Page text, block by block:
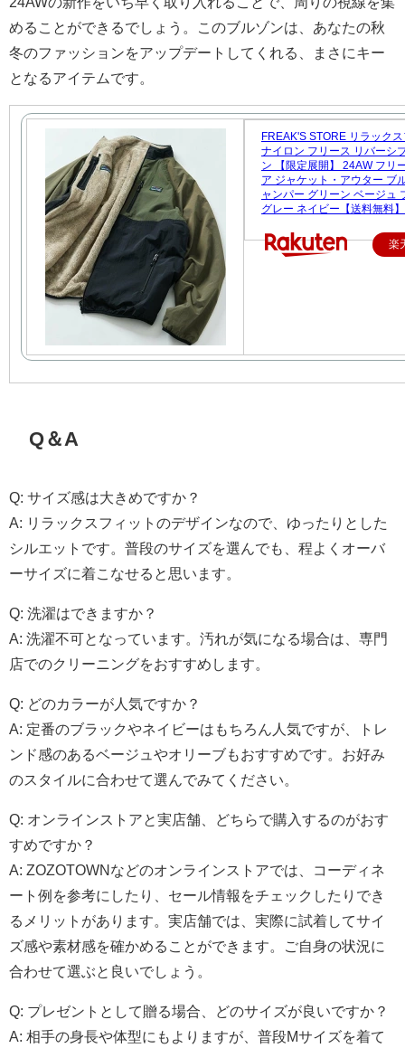
めることができるでしょう。このブルゾンは、あなたの秋
冬のファッションをアップデートしてくれる、まさにキー
となるアイテムです。
FREAK'S STORE リラック
ナイロン フリース リバーシ
ン 【限定展開】 24AW フリ
ア ジャケット・アウター ブ
ャンパー グリーン ベージュ
グレー ネイビー【送料無料】
楽
Q＆A
Q: サイズ感は大きめですか？
A: リラックスフィットのデザインなので、ゆったりとした
シルエットです。普段のサイズを選んでも、程よくオーバ
ーサイズに着こなせると思います。
Q: 洗濯はできますか？
A: 洗濯不可となっています。汚れが気になる場合は、専門
店でのクリーニングをおすすめします。
Q: どのカラーが人気ですか？
A: 定番のブラックやネイビーはもちろん人気ですが、トレ
ンド感のあるベージュやオリーブもおすすめです。お好み
のスタイルに合わせて選んでみてください。
Q: オンラインストアと実店舗、どちらで購入するのがおす
すめですか？
A: ZOZOTOWNなどのオンラインストアでは、コーディネ
ート例を参考にしたり、セール情報をチェックしたりでき
るメリットがあります。実店舗では、実際に試着してサイ
ズ感や素材感を確かめることができます。ご自身の状況に
合わせて選ぶと良いでしょう。
Q: プレゼントとして贈る場合、どのサイズが良いですか？
A: 相手の身長や体型にもよりますが、普段Mサイズを着て